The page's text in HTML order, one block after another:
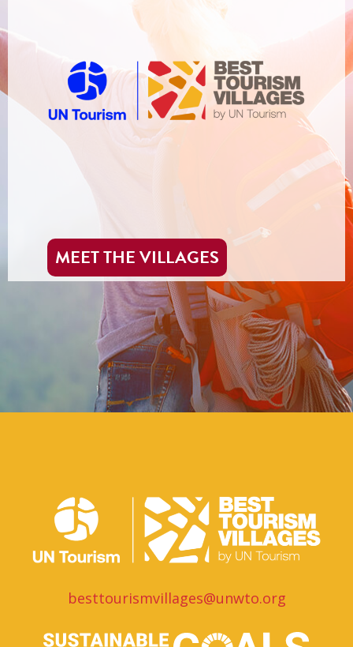
MEET THE VILLAGES
besttourismvillages@unwto.org